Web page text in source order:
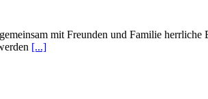
mit Freunden und Familie
[...]